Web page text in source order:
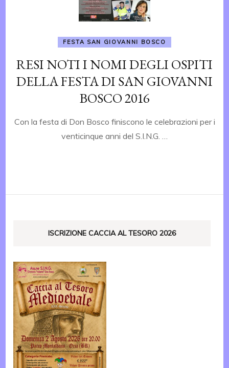
FESTA SAN GIOVANNI BOSCO
RESI NOTI I NOMI DEGLI OSPITI
DELLA FESTA DI SAN GIOVANNI
BOSCO 2016
Con la festa di Don Bosco finiscono le celebrazioni per i
venticinque anni del S.I.N.G. …
ISCRIZIONE CACCIA AL TESORO 2026